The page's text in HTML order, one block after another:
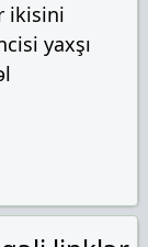
ikisini
yaxşı